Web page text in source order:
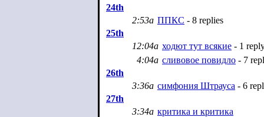
24th
2:53a ППКС - 8 replies
25th
12:04a ходют тут всякие - 1
4:04a сливовое повидло - 7
26th
3:36a симфония Штрауса - 6
27th
3:34a критика и критика